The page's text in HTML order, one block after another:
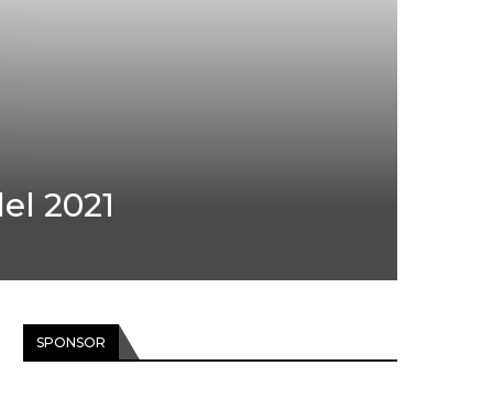
2021
SPONSOR